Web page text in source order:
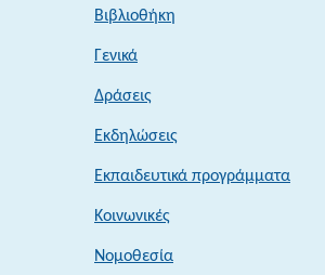
Βιβλιοθήκη
Γενικά
Δράσεις
Εκδηλώσεις
Εκπαιδευτικά προγράμματα
Κοινωνικές
Νομοθεσία